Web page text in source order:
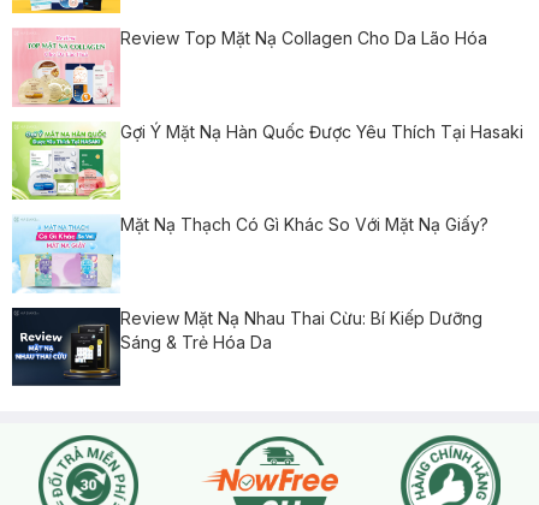
Review Top Mặt Nạ Collagen Cho Da Lão Hóa
Gợi Ý Mặt Nạ Hàn Quốc Được Yêu Thích Tại Hasaki
Mặt Nạ Thạch Có Gì Khác So Với Mặt Nạ Giấy?
Review Mặt Nạ Nhau Thai Cừu: Bí Kiếp Dưỡng
Sáng & Trẻ Hóa Da